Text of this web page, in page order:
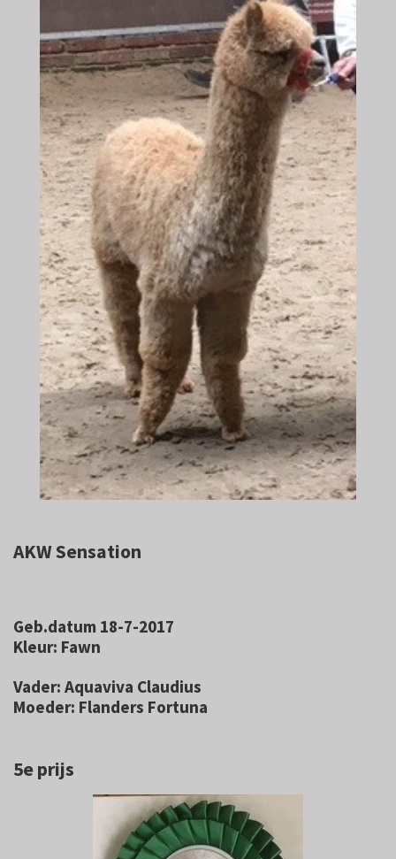
AKW Sensation
Geb.datum 18-7-2017
Kleur: Fawn
Vader: Aquaviva Claudius
Moeder: Flanders Fortuna
5e prijs